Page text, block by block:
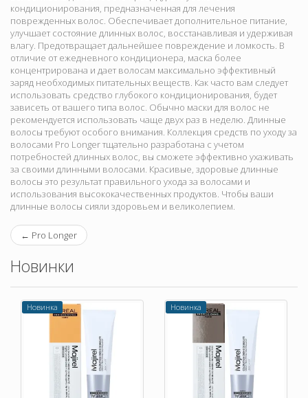
кондиционирования, предназначенная для лечения
поврежденных волос. Обеспечивает дополнительное питание,
улучшает состояние длинных волос, восстанавливая и удерживая
влагу. Предотвращает дальнейшее повреждение и ломкость. В
отличие от ежедневного кондиционера, маска более
концентрирована и дает волосам максимально эффективный
заряд необходимых питательных веществ. Как часто вам следует
использовать средство глубокого кондиционирования, будет
зависеть от вашего типа волос. Обычно маски для волос не
рекомендуется использовать чаще двух раз в неделю. Длинные
волосы требуют особого внимания. Коллекция средств по уходу за
волосами Pro Longer тщательно разработана с учетом
потребностей длинных волос, вы сможете эффективно ухаживать
за своими длинными волосами. Красивые, здоровые длинные
волосы это результат правильного ухода за волосами и
использования высококачественных продуктов. Чтобы ваши
длинные волосы сияли здоровьем и великолепием.
← Pro Longer
Новинки
Новинка Новинка